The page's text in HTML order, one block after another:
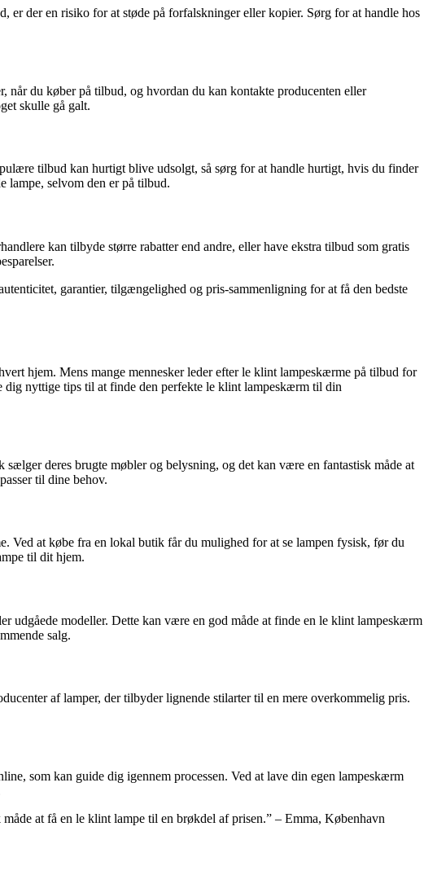
der en risiko for at støde på forfalskninger eller kopier. Sørg for at handle hos
du køber på tilbud, og hvordan du kan kontakte producenten eller
skulle gå galt.
tilbud kan hurtigt blive udsolgt, så sørg for at handle hurtigt, hvis du finder
lampe, selvom den er på tilbud.
kan tilbyde større rabatter end andre, eller have ekstra tilbud som gratis
garantier, tilgængelighed og pris-sammenligning for at få den bedste
hjem. Mens mange mennesker leder efter le klint lampeskærme på tilbud for
dig nyttige tips til at finde den perfekte le klint lampeskærm til din
deres brugte møbler og belysning, og det kan være en fantastisk måde at
til dine behov.
Ved at købe fra en lokal butik får du mulighed for at se lampen fysisk, før du
til dit hjem.
udgåede modeller. Dette kan være en god måde at finde en le klint lampeskærm
salg.
af lamper, der tilbyder lignende stilarter til en mere overkommelig pris.
som kan guide dig igennem processen. Ved at lave din egen lampeskærm
at få en le klint lampe til en brøkdel af prisen.” – Emma, København